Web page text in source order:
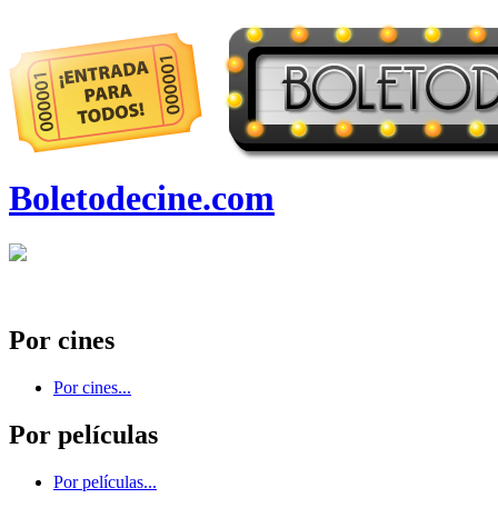
Boletodecine.com
Por cines
Por cines...
Por películas
Por películas...